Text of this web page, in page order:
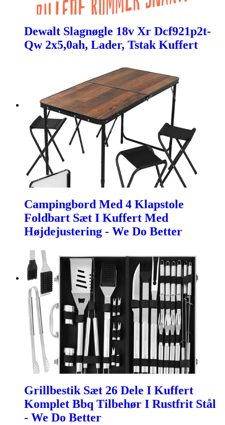
Dewalt Slagnøgle 18v Xr Dcf921p2t-
Qw 2x5,0ah, Lader, Tstak Kuffert
Campingbord Med 4 Klapstole
Foldbart Sæt I Kuffert Med
Højdejustering - We Do Better
Grillbestik Sæt 26 Dele I Kuffert
Komplet Bbq Tilbehør I Rustfrit Stål
- We Do Better